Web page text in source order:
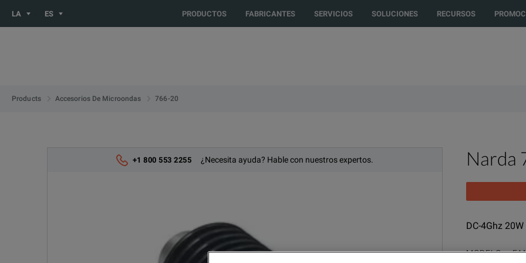
You are browsing the LATIN_ES site. Would you like to be redirected to another country or region to see content and products specific
LA ES PRODUCTOS FABRICANTES SERVICIOS SOLUCIONES RECURSOS
Products Accesorios De Microondas 766-20
+1 800 553 2255 ¿Necesita ayuda? Hable con nuestros expertos. Narda
DC-4Ghz
MODELO